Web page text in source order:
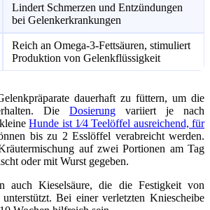
Lindert Schmerzen und Entzündungen
bei Gelenkerkrankungen
Reich an Omega-3-Fettsäuren, stimuliert
Produktion von Gelenkflüssigkeit
dauerhaft zu füttern, um die
Die Dosierung variiert je nach
kleineHunde ist 1⁄4 Teelöffel ausreichend, für
bis zu 2 Esslöffel verabreicht werden.
auf zwei Portionen am Tag
oder mit Wurst gegeben.
auch Kieselsäure, die die Festigkeit von
Bei einer verletzten Kniescheibe